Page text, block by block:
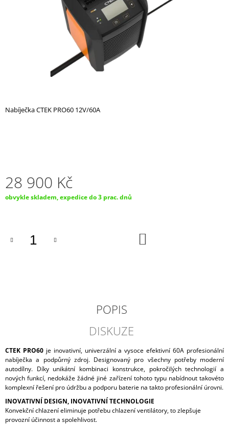
Nabíječka CTEK PRO60 12V/60A
28 900 Kč
Měrná
obvykle skladem, expedice do 3 prac. dnů
POPIS
DISKUZE
CTEK PRO60je inovativní, univerzální a vysoce efektivní 60A profesionální
nabíječka a podpůrný zdroj. Designovaný pro všechny potřeby moderní
autodílny. Díky unikátní kombinaci konstrukce, pokročilých technologií a
nových funkcí, nedokáže žádné jiné zařízení tohoto typu nabídnout takovéto
komplexní řešení pro údržbu a podporu baterie na takto profesionální úrovni.
INOVATIVNÍ DESIGN, INOVATIVNÍ TECHNOLOGIE
Konvekční chlazení eliminuje potřebu chlazení ventilátory, to zlepšuje
provozní účinnost a spolehlivost.
P
O
R
J
092
S50
010
1
609
Kč